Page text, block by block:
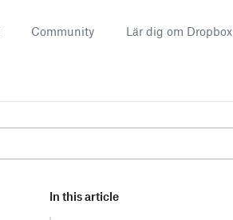
Community Lär dig om Dropbox
In this article